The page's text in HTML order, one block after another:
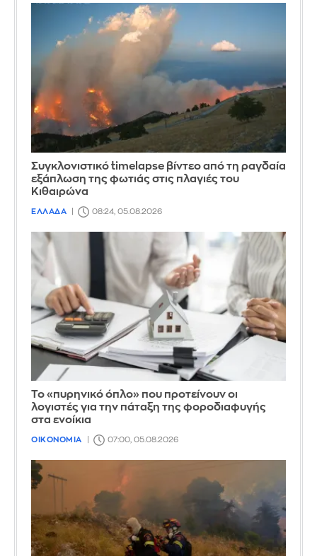
Συγκλονιστικό timelapse βίντεο από τη ραγδαία
εξάπλωση της φωτιάς στις πλαγιές του
Κιθαιρώνα
ΕΛΛΑΔΑ 08:24, 05.08.2026
Το «πυρηνικό όπλο» που προτείνουν οι
λογιστές για την πάταξη της φοροδιαφυγής
στα ενοίκια
ΟΙΚΟΝΟΜΙΑ 07:00, 05.08.2026